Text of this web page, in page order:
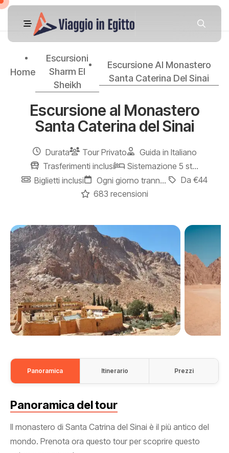
Home
Escursioni
Sharm El
Sheikh
Escursione Al Monastero
Santa Caterina Del Sinai
Escursione al Monastero
Santa Caterina del Sinai
Durata Tour Privato
Guida in Italiano
Trasferimenti inclusi
Sistemazione 5 stelle
Biglietti inclusi
Ogni giorno tranne la Domenica
Da €44
683 recensioni
Panoramica Itinerario Prezzi
Panoramica del tour
Il monastero di Santa Catrina del Sinai è il più antico del
mondo. Prenota ora questo tour per scoprire questo